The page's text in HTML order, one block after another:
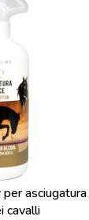
asciugatura
cavalli